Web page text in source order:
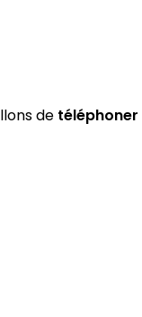
de téléphoner